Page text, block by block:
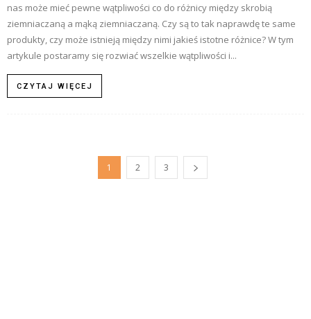
nas może mieć pewne wątpliwości co do różnicy między skrobią
ziemniaczaną a mąką ziemniaczaną. Czy są to tak naprawdę te same
produkty, czy może istnieją między nimi jakieś istotne różnice? W tym
artykule postaramy się rozwiać wszelkie wątpliwości i...
CZYTAJ WIĘCEJ
1 2 3